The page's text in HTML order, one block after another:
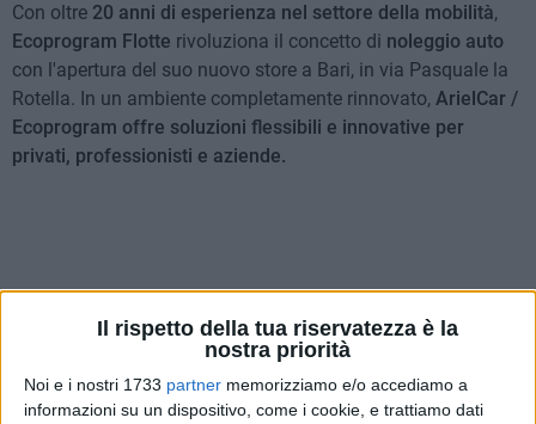
Il rispetto della tua riservatezza è la
nostra priorità
Noi e i nostri 1733 partner memorizziamo e/o accediamo a
informazioni su un dispositivo, come i cookie, e trattiamo dati
Con oltre 20 anni di esperienza nel settore della mobilità,
Ecoprogram Flotte rivoluziona il concetto di noleggio auto
con l'apertura del suo nuovo store a Bari, in via Pasquale la
Rotella. In un ambiente completamente rinnovato, ArielCar /
Ecoprogram offre soluzioni flessibili e innovative per
privati, professionisti e aziende.